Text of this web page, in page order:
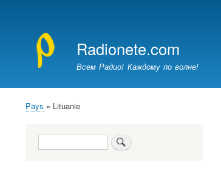
compte
Radionete.com
Всем Радио! Каждому по волне!
Fil
Pays Lituanie
Rechercher